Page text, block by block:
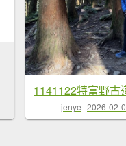
1141122特富野古
jenye 2026-02-